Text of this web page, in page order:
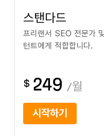
스탠다드
프리랜서 SEO 전문가
턴트에게 적합합니다.
$ 249 /월
시작하기